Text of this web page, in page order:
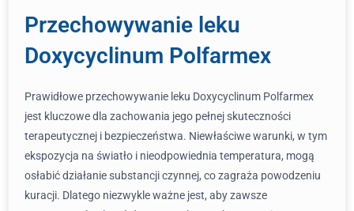
Przechowywanie leku
Doxycyclinum Polfarmex
Prawidłowe przechowywanie leku Doxycyclinum Polfarmex
jest kluczowe dla zachowania jego pełnej skuteczności
terapeutycznej i bezpieczeństwa. Niewłaściwe warunki, w tym
ekspozycja na światło i nieodpowiednia temperatura, mogą
osłabić działanie substancji czynnej, co zagraża powodzeniu
kuracji. Dlatego niezwykle ważne jest, aby zawsze